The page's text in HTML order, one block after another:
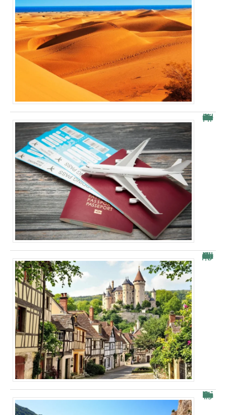
Comment récupérer une carte d’embarquement après le vol ?
Les plus beaux villages de la vallée de Chevreuse : aperçu
Parking près de la Calanque de Port-Miou à Cassis